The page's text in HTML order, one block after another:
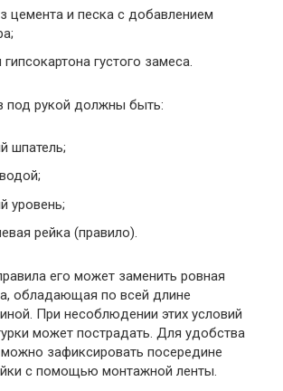
цемента и песка с добавлением
густого замеса.
под рукой должны быть:
шпатель;
уровень;
рейка (правило).
его может заменить ровная
обладающая по всей длине
При несоблюдении этих условий
может пострадать. Для удобства
зафиксировать посередине
с помощью монтажной ленты.